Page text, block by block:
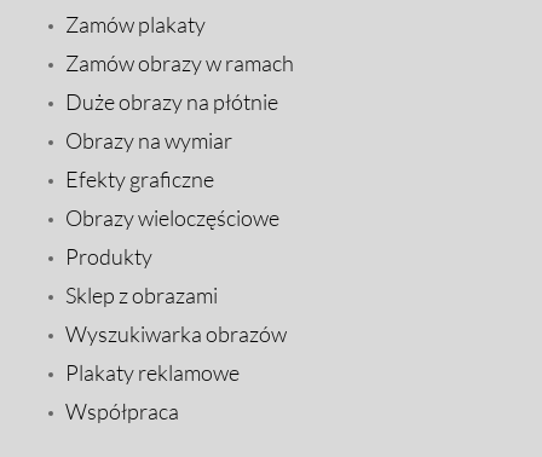
Zamów plakaty
Zamów obrazy w ramach
Duże obrazy na płótnie
Obrazy na wymiar
Efekty graficzne
Obrazy wieloczęściowe
Produkty
Sklep z obrazami
Wyszukiwarka obrazów
Plakaty reklamowe
Współpraca